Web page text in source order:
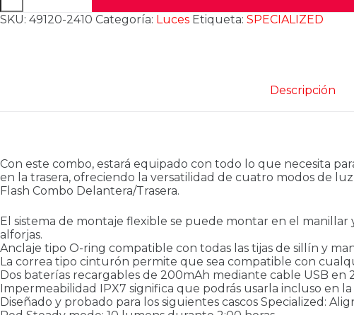
delantera/trasera
SKU: 49120-2410 Categoría: Luces Etiqueta: SPECIALIZED
Descripción
Con este combo, estará equipado con todo lo que necesita
en la trasera, ofreciendo la versatilidad de cuatro modos de
Flash Combo Delantera/Trasera.
El sistema de montaje flexible se puede montar en el manillar
alforjas.
Anclaje tipo O-ring compatible con todas las tijas de sillín y
La correa tipo cinturón permite que sea compatible con
Dos baterías recargables de 200mAh mediante cable USB en
Impermeabilidad IPX7 significa que podrás usarla incluso en
Diseñado y probado para los siguientes cascos Specialized: